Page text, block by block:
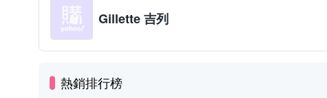
Gillette 吉列
熱銷排行榜